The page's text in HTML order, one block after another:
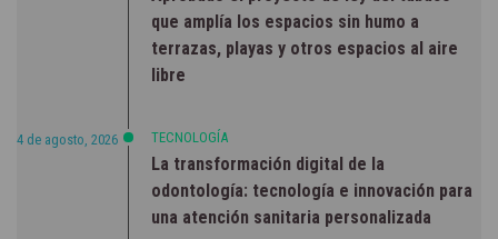
que amplía los espacios sin humo a
terrazas, playas y otros espacios al aire
libre
4 de agosto, 2026 TECNOLOGÍA
La transformación digital de la
odontología: tecnología e innovación para
una atención sanitaria personalizada